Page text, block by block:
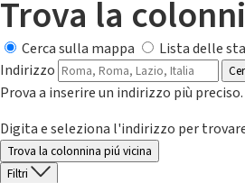
Trova la
Cerca sulla mappa
Lista delle
Indirizzo
Prova a inserire un indirizzo più preciso.
Digita e seleziona l'indirizzo per
Trova la colonnina piú vicina
Filtri